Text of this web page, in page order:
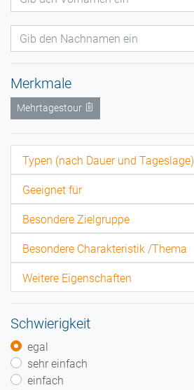
Merkmale
Mehrtagestour
Typen (nach Dauer und Tageslage)
Geeignet für
Besondere Zielgruppe
Besondere Charakteristik /Thema
Weitere Eigenschaften
Schwierigkeit
egal
sehr einfach
einfach